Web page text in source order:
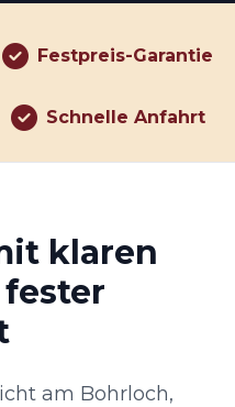
Festpreis-Garantie
Schnelle Anfahrt
klaren
am Bohrloch,